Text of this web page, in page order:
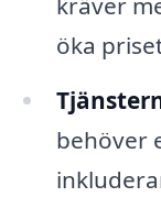
öka
behöver